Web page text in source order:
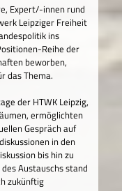
Expert/-innen rund
Leipziger Freiheit
ins
Reihe der
beworben,
das Thema.
der HTWK Leipzig,
ermöglichten
Gespräch auf
in den
bis hin zu
Austauschs stand
zukünftig